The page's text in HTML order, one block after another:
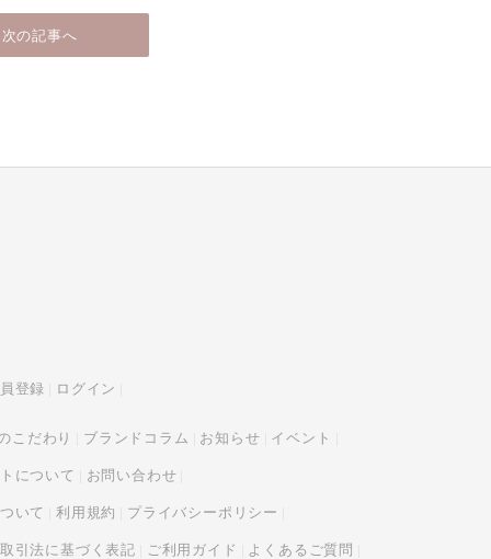
次の記事へ
登録 ログイン
こだわり ブランドコラム お知らせ イベント
について お問い合わせ
いて 利用規約 プライバシーポリシー
引法に基づく表記 ご利用ガイド よくあるご質問